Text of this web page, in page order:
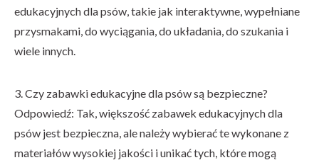
edukacyjnych dla psów, takie jak interaktywne, wypełniane
przysmakami, do wyciągania, do układania, do szukania i
wiele innych.
3. Czy zabawki edukacyjne dla psów są bezpieczne?
Odpowiedź: Tak, większość zabawek edukacyjnych dla
psów jest bezpieczna, ale należy wybierać te wykonane z
materiałów wysokiej jakości i unikać tych, które mogą